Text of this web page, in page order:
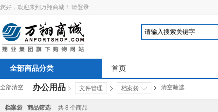
您好，欢迎来到万翔商城！ 请登录
全部商品分类 首页
全部清空 办公用品 文件管理 档案袋 清空筛选
档案袋 商品筛选 共 8 个商品